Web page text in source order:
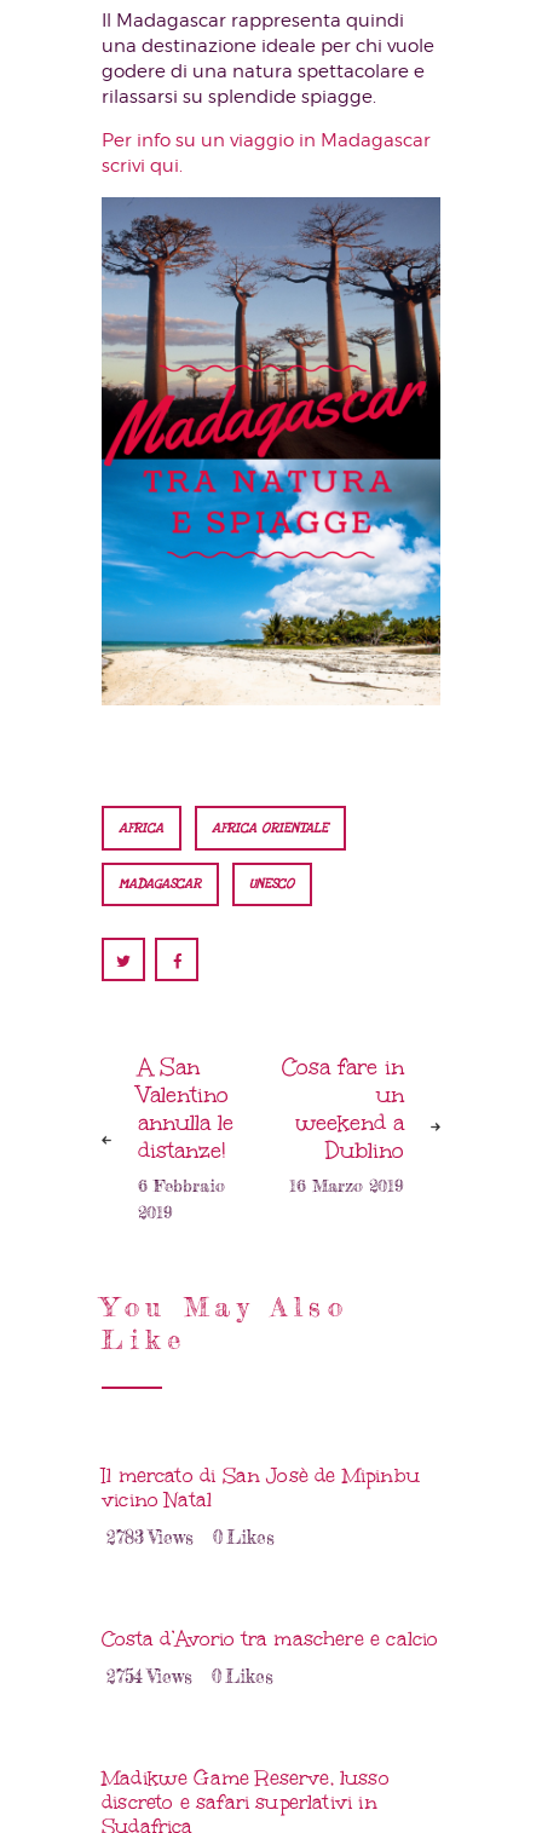
Il Madagascar rappresenta quindi
una destinazione ideale per chi vuole
godere di una natura spettacolare e
rilassarsi su splendide spiagge.
Per info su un viaggio in Madagascar
scrivi qui.
AFRICA AFRICA ORIENTALE
MADAGASCAR UNESCO
A San
Valentino
annulla le
distanze!
6 Febbraio
2019
Cosa fare in
un
weekend a
Dublino
16 Marzo 2019
You May Also
Like
Il mercato di San Josè de Mipinbu
vicino Natal
2783Views 0Likes
Costa d’Avorio tra maschere e calcio
2754Views 0Likes
Madikwe Game Reserve, lusso
discreto e safari superlativi in
Sudafrica